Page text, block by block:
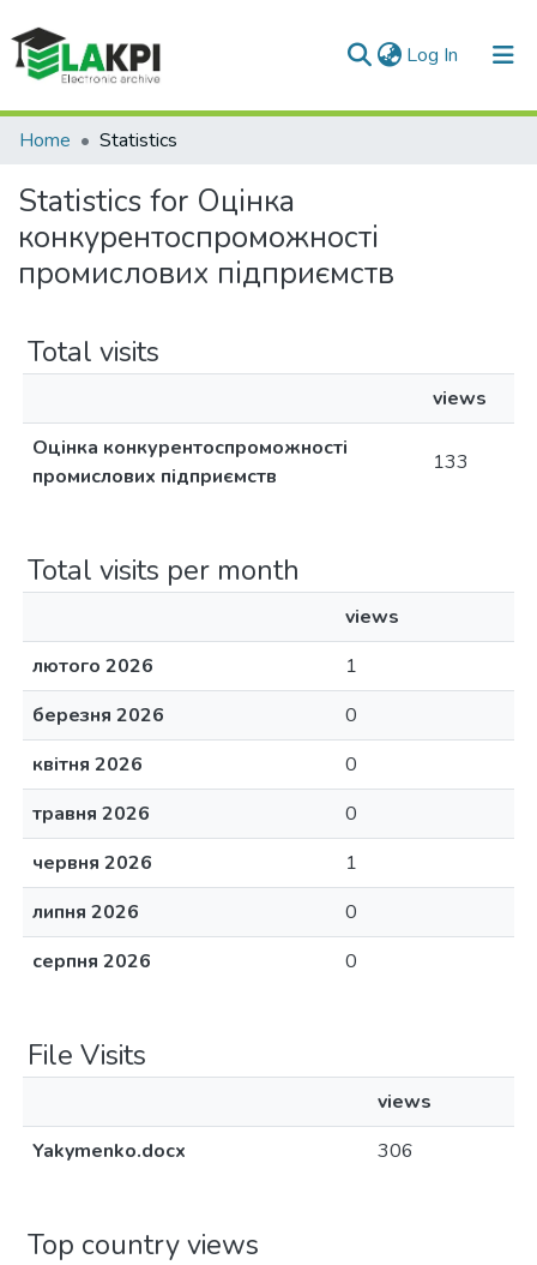
Log In (current)
Communities & Collections
All of DSpace
Home Statistics
Statistics for Оцінка
конкурентоспроможності
промислових підприємств
Total visits
views
Оцінка конкурентоспроможності
промислових підприємств
133
Total visits per month
views
лютого 2026
1
березня 2026
0
квітня 2026
0
травня 2026
0
червня 2026
1
липня 2026
0
серпня 2026
0
File Visits
views
Yakymenko.docx
306
Top country views